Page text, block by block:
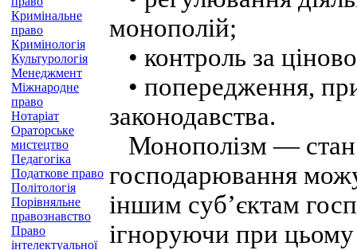
Кримінальне
право
Кримінологія
Культурологія
Менеджмент
Міжнародне
право
Нотаріат
Ораторське
мистецтво
Педагогіка
Податкове право
Політологія
Порівняльне
правознавство
Право
інтелектуальної
монополій;
• контроль за
• попередження,
законодавства.
Монополізм — стан
господарювання
іншим суб’єктам
ігноруючи при